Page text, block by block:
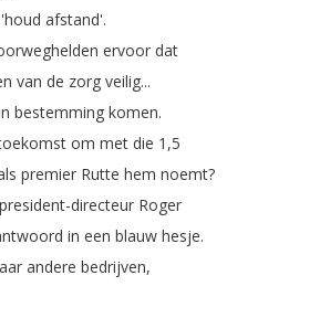
'houd afstand'.
ervoor dat
van de zorg veilig...
bestemming komen.
om met die 1,5
premier Rutte hem noemt?
president-directeur Roger
in een blauw hesje.
andere bedrijven,